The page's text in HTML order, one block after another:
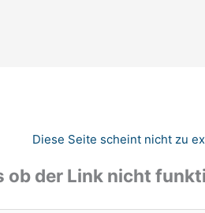
Diese Seite scheint nicht zu
ob der Link nicht